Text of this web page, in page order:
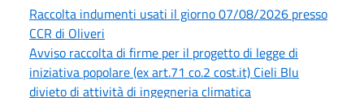
Raccolta indumenti usati il giorno 07/08/2026 presso
CCR di Oliveri
Avviso raccolta di firme per il progetto di legge di
iniziativa popolare (ex art.71 co.2 cost.it) Cieli Blu
divieto di attività di ingegneria climatica